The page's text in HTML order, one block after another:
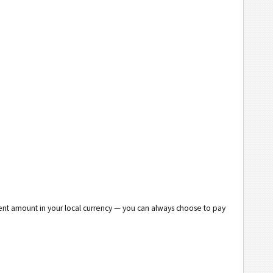
amount in your local currency — you can always choose to pay